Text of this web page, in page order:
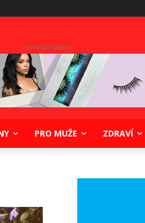
- Komerční sdělení -
PRO MUŽE ZDRAVÍ